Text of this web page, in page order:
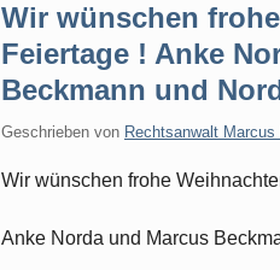
Wir wünschen
Feiertage ! Anke
Beckmann und
Geschrieben von Rechtsanwalt
Wir wünschen frohe
Anke Norda und Marcus